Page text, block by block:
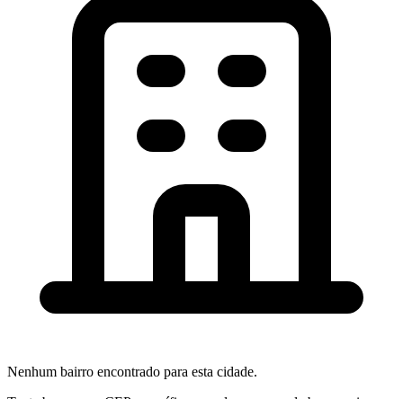
Nenhum bairro encontrado para esta cidade.